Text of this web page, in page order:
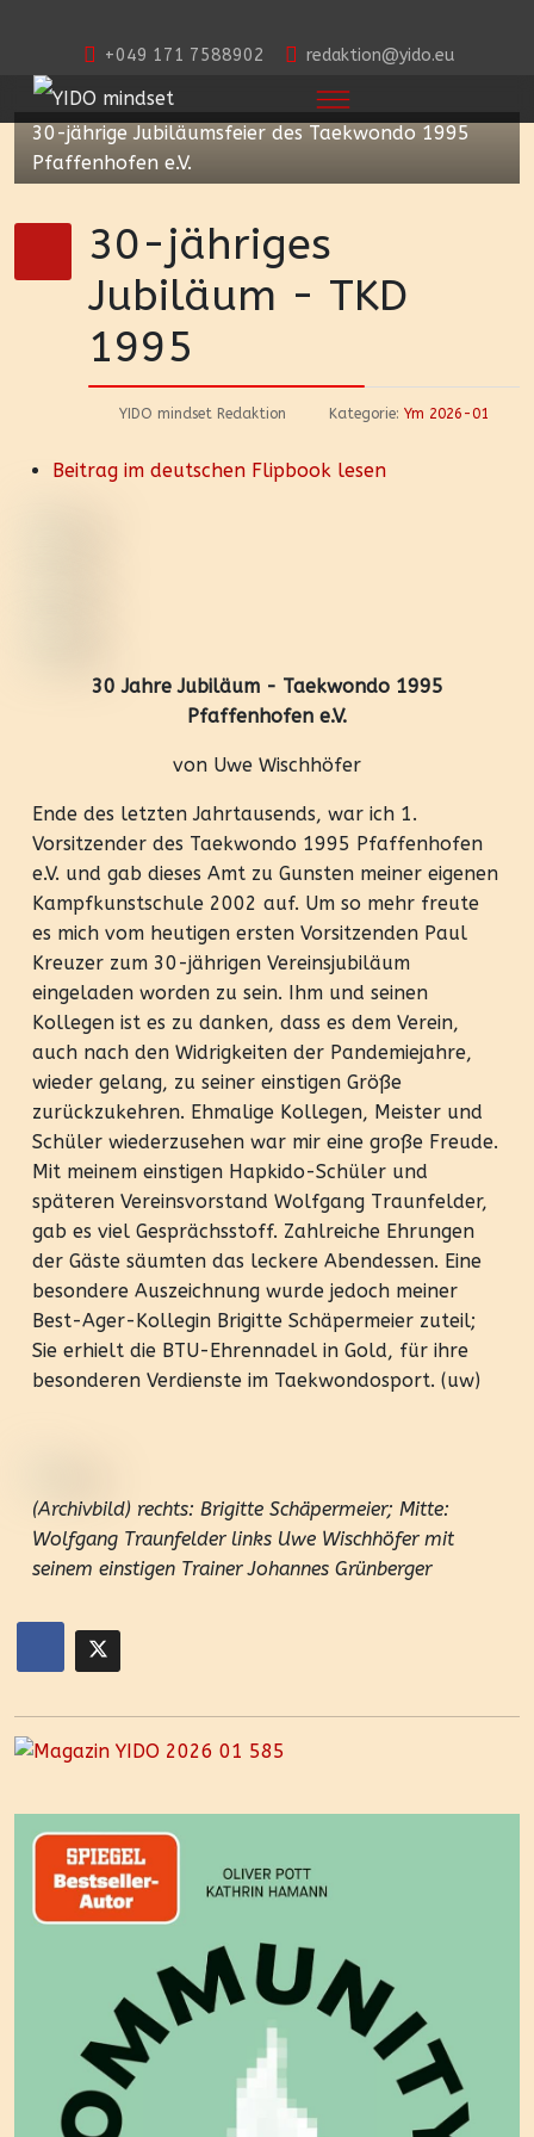
+049 171 7588902 redaktion@yido.eu
30-jährige Jubiläumsfeier des Taekwondo 1995
Pfaffenhofen e.V.
30-jähriges
Jubiläum - TKD
1995
YIDO mindset Redaktion Kategorie: Ym 2026-01
Beitrag im deutschen Flipbook lesen
30 Jahre Jubiläum - Taekwondo 1995
Pfaffenhofen e.V.
von Uwe Wischhöfer
Ende des letzten Jahrtausends, war ich 1.
Vorsitzender des Taekwondo 1995 Pfaffenhofen
e.V. und gab dieses Amt zu Gunsten meiner eigenen
Kampfkunstschule 2002 auf. Um so mehr freute
es mich vom heutigen ersten Vorsitzenden Paul
Kreuzer zum 30-jährigen Vereinsjubiläum
eingeladen worden zu sein. Ihm und seinen
Kollegen ist es zu danken, dass es dem Verein,
auch nach den Widrigkeiten der Pandemiejahre,
wieder gelang, zu seiner einstigen Größe
zurückzukehren. Ehmalige Kollegen, Meister und
Schüler wiederzusehen war mir eine große Freude.
Mit meinem einstigen Hapkido-Schüler und
späteren Vereinsvorstand Wolfgang Traunfelder,
gab es viel Gesprächsstoff. Zahlreiche Ehrungen
der Gäste säumten das leckere Abendessen. Eine
besondere Auszeichnung wurde jedoch meiner
Best-Ager-Kollegin Brigitte Schäpermeier zuteil;
Sie erhielt die BTU-Ehrennadel in Gold, für ihre
besonderen Verdienste im Taekwondosport. (uw)
(Archivbild) rechts: Brigitte Schäpermeier; Mitte:
Wolfgang Traunfelder links Uwe Wischhöfer mit
seinem einstigen Trainer Johannes Grünberger